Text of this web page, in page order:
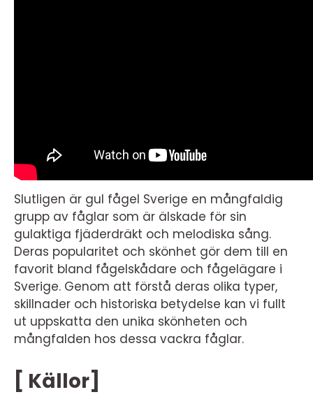
Slutligen är gul fågel Sverige en mångfaldig
grupp av fåglar som är älskade för sin
gulaktiga fjäderdräkt och melodiska sång.
Deras popularitet och skönhet gör dem till en
favorit bland fågelskådare och fågelägare i
Sverige. Genom att förstå deras olika typer,
skillnader och historiska betydelse kan vi fullt
ut uppskatta den unika skönheten och
mångfalden hos dessa vackra fåglar.
[ Källor]